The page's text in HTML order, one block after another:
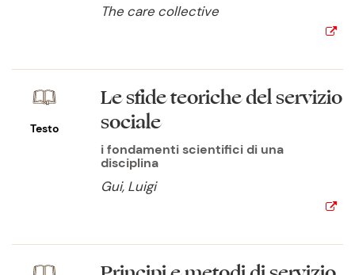
The care collective
Testo
Le sfide teoriche del servizio
sociale
i fondamenti scientifici di una
disciplina
Gui, Luigi